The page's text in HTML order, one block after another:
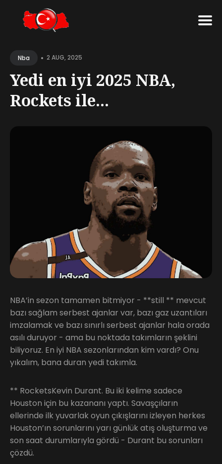
forNba • 2 AUG, 2025
Yedi en iyi 2025 NBA,
Rockets ile...
NBA’in sezon tamamen bitmiyor - **still ** mevcut
bazı sağlam serbest ajanlar var, bazı gaz uzantıları
imzalamak ve bazı sınırlı serbest ajanlar hala orada
asılı duruyor - ama bu noktada takımların şeklini
biliyoruz. En iyi NBA sezonlarından kim vardı? Onu
yıkalım, bana duran yedi takımla.
** RocketsKevin Durant. Bu iki kelime sadece
Houston için bu kazananı yaptı. Savaşçıların
ellerinde ilk yuvarlak oyun çıkışlarını izleyen herkes
Houston’ın sorunlarını yarı günlük atış oluşturma ve
son saat durumlarıyla gördü - Durant bu sorunları
çözdü.